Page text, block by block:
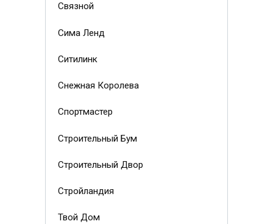
Связной
Сима Ленд
Ситилинк
Снежная Королева
Спортмастер
Строительный Бум
Строительный Двор
Стройландия
Твой Дом